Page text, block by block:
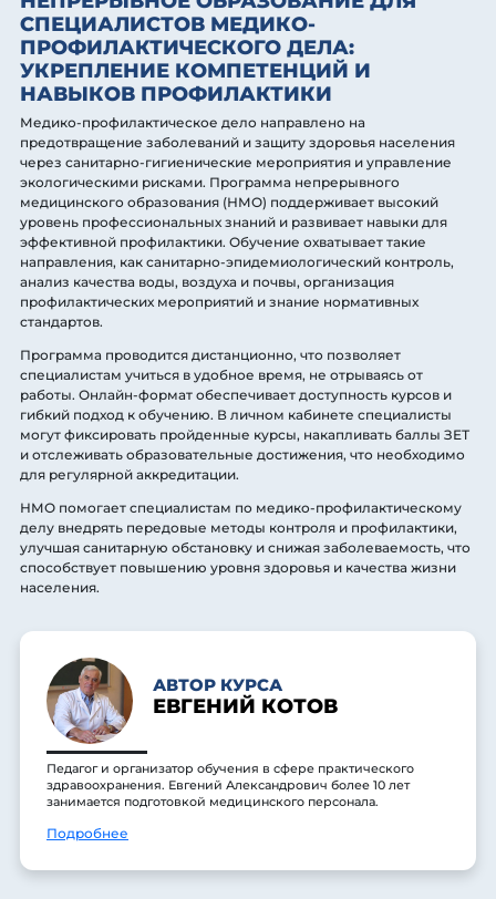
СПЕЦИАЛИСТОВ МЕДИКО-
ПРОФИЛАКТИЧЕСКОГО ДЕЛА:
УКРЕПЛЕНИЕ КОМПЕТЕНЦИЙ И
НАВЫКОВ ПРОФИЛАКТИКИ
Медико-профилактическое дело направлено на
предотвращение заболеваний и защиту здоровья населения
через санитарно-гигиенические мероприятия и управление
экологическими рисками. Программа непрерывного
медицинского образования (НМО) поддерживает высокий
уровень профессиональных знаний и развивает навыки для
эффективной профилактики. Обучение охватывает такие
направления, как санитарно-эпидемиологический контроль,
анализ качества воды, воздуха и почвы, организация
профилактических мероприятий и знание нормативных
стандартов.
Программа проводится дистанционно, что позволяет
специалистам учиться в удобное время, не отрываясь от
работы. Онлайн-формат обеспечивает доступность курсов и
гибкий подход к обучению. В личном кабинете специалисты
могут фиксировать пройденные курсы, накапливать баллы ЗЕТ
и отслеживать образовательные достижения, что необходимо
для регулярной аккредитации.
НМО помогает специалистам по медико-профилактическому
делу внедрять передовые методы контроля и профилактики,
улучшая санитарную обстановку и снижая заболеваемость, что
способствует повышению уровня здоровья и качества жизни
населения.
АВТОР КУРСА
ЕВГЕНИЙ КОТОВ
Педагог и организатор обучения в сфере практического
здравоохранения. Евгений Александрович более 10 лет
занимается подготовкой медицинского персонала.
Подробнее